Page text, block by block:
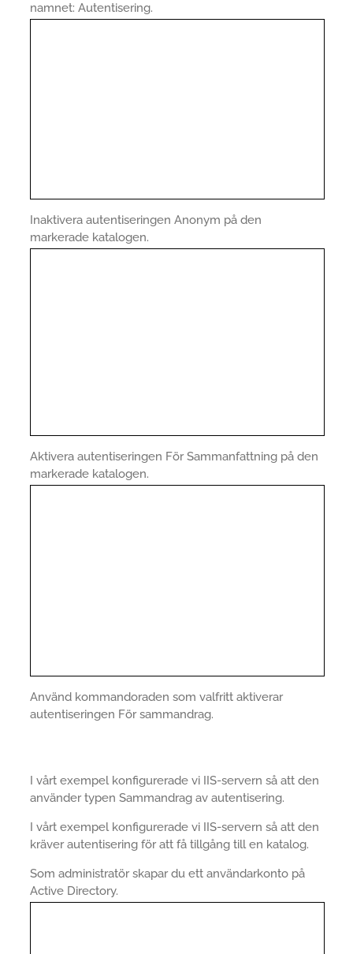
namnet: Autentisering.
Inaktivera autentiseringen Anonym på den
markerade katalogen.
Aktivera autentiseringen För Sammanfattning på den
markerade katalogen.
Använd kommandoraden som valfritt aktiverar
autentiseringen För sammandrag.
I vårt exempel konfigurerade vi IIS-servern så att den
använder typen Sammandrag av autentisering.
I vårt exempel konfigurerade vi IIS-servern så att den
kräver autentisering för att få tillgång till en katalog.
Som administratör skapar du ett användarkonto på
Active Directory.